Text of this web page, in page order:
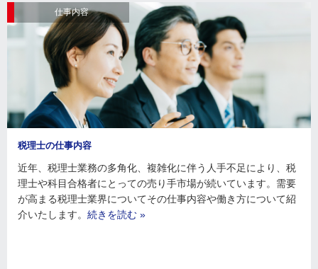
仕事内容
税理士の仕事内容
近年、税理士業務の多角化、複雑化に伴う人手不足により、税
理士や科目合格者にとっての売り手市場が続いています。需要
が高まる税理士業界についてその仕事内容や働き方について紹
介いたします。 続きを読む »